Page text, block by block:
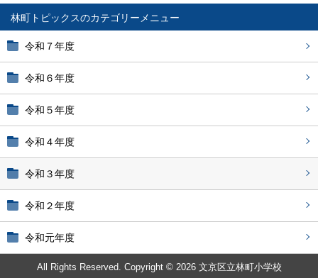
林町トピックス
令和７年度
令和６年度
令和５年度
令和４年度
令和３年度
令和２年度
令和元年度
All Rights Reserved. Copyright © 2026 文京区立林町小学校